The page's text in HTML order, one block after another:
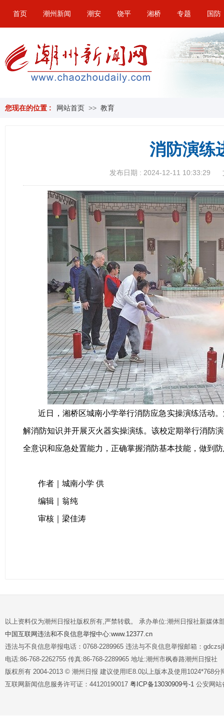
首页 潮州新闻 潮安 饶平 湘桥 专题 国防
您现在的位置 : 网站首页 >> 教育
消防演练
发布日期 : 2024-12-11 10:33:29
近日，湘桥区城南小学举行消防应急实操演练活动
解消防知识并开展灭火器实操演练。该校定期举行消防
全意识和应急处置能力，正确掌握消防基本技能，做到
作者｜城南小学 供
编辑｜翁纯
审核｜梁佳涛
以上资料仅为潮州日报社版权所有,严禁转载。 承办单位:潮州日报社新媒体
中国互联网违法和不良信息举报中心:www.12377.cn
违法与不良信息举报电话：0768-2289965 违法与不良信息举报邮箱：
电话:86-768-2262755 传真:86-768-2289965 地址:潮州市枫春路潮州日报社
版权所有 2004-2013 © 潮州日报 建议使用IE8.0以上版本及使用1024*768分
互联网新闻信息服务许可证：44120190017 粤ICP备13030909号-1 公安网站